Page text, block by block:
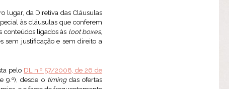
lugar, da Diretiva das Cláusulas
às cláusulas que conferem
conteúdos ligados às loot boxes,
sem justificação e sem direito a
pelo DL n.º 57/2008, de 26 de
9.º), desde o timingdas ofertas